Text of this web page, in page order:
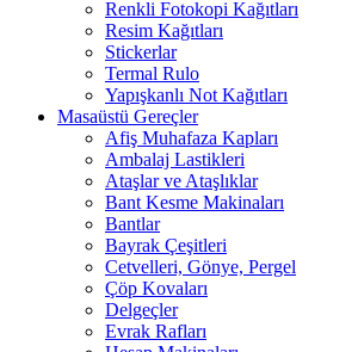
Renkli Fotokopi Kağıtları
Resim Kağıtları
Stickerlar
Termal Rulo
Yapışkanlı Not Kağıtları
Masaüstü Gereçler
Afiş Muhafaza Kapları
Ambalaj Lastikleri
Ataşlar ve Ataşlıklar
Bant Kesme Makinaları
Bantlar
Bayrak Çeşitleri
Cetvelleri, Gönye, Pergel
Çöp Kovaları
Delgeçler
Evrak Rafları